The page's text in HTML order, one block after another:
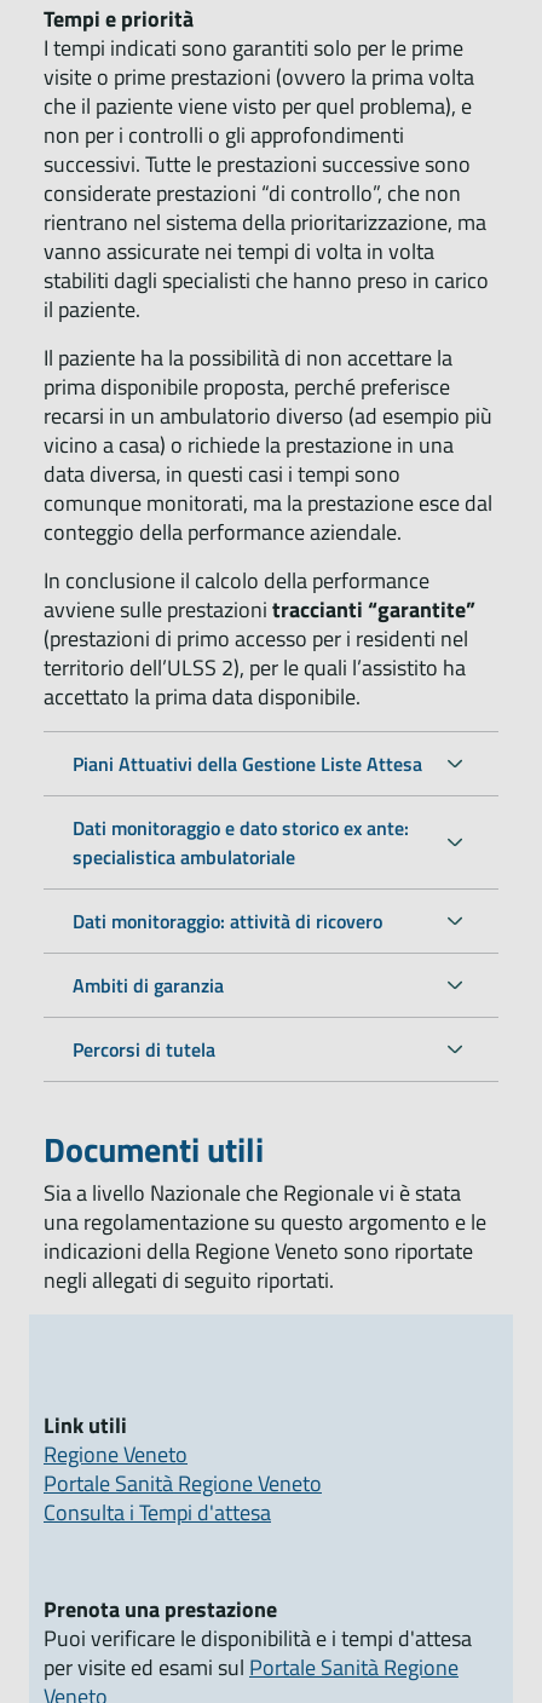
Tempi e priorità
I tempi indicati sono garantiti solo per le prime
visite o prime prestazioni (ovvero la prima volta
che il paziente viene visto per quel problema), e
non per i controlli o gli approfondimenti
successivi. Tutte le prestazioni successive sono
considerate prestazioni “di controllo”, che non
rientrano nel sistema della prioritarizzazione, ma
vanno assicurate nei tempi di volta in volta
stabiliti dagli specialisti che hanno preso in carico
il paziente.
Il paziente ha la possibilità di non accettare la
prima disponibile proposta, perché preferisce
recarsi in un ambulatorio diverso (ad esempio più
vicino a casa) o richiede la prestazione in una
data diversa, in questi casi i tempi sono
comunque monitorati, ma la prestazione esce dal
conteggio della performance aziendale.
In conclusione il calcolo della performance
avviene sulle prestazionitraccianti “garantite”
(prestazioni di primo accesso per i residenti nel
territorio dell’ULSS 2), per le quali l’assistito ha
accettato la prima data disponibile.
Piani Attuativi della Gestione Liste Attesa
Dati monitoraggio e dato storico ex ante:
specialistica ambulatoriale
Dati monitoraggio: attività di ricovero
Ambiti di garanzia
Percorsi di tutela
Documenti utili
Sia a livello Nazionale che Regionale vi è stata
una regolamentazione su questo argomento e le
indicazioni della Regione Veneto sono riportate
negli allegati di seguito riportati.
Link utili
Regione Veneto
Portale Sanità Regione Veneto
Consulta i Tempi d'attesa
Prenota una prestazione
Puoi verificare le disponibilità e i tempi d'attesa
per visite ed esami sul Portale Sanità Regione
Veneto